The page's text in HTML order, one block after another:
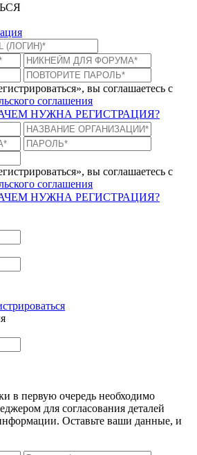
вы соглашаетесь с
соглашения
НУЖНА РЕГИСТРАЦИЯ?
вы соглашаетесь с
соглашения
НУЖНА РЕГИСТРАЦИЯ?
в первую очередь необходимо
для согласования деталей
Оставьте ваши данные, и